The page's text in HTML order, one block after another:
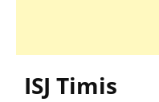
ISJ Timis